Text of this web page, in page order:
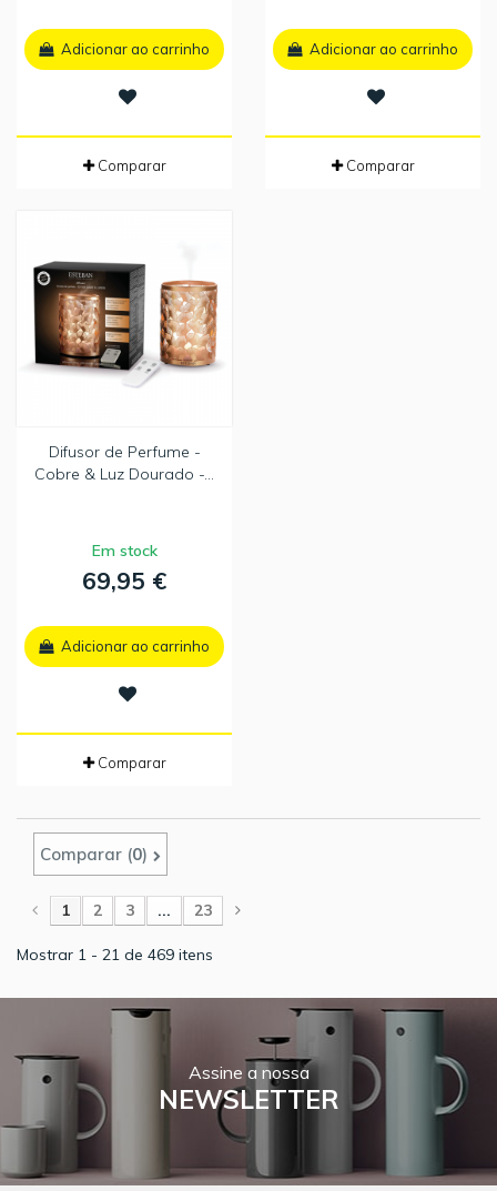
Adicionar ao carrinho
Comparar
Adicionar ao carrinho
Comparar
Difusor de Perfume -
Cobre & Luz Dourado -...
Em stock
69,95 €
Adicionar ao carrinho
Comparar
Comparar (0)
1 2 3 ... 23
Mostrar 1 - 21 de 469 itens
Assine a nossa
NEWSLETTER